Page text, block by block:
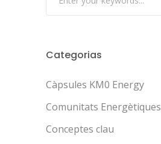
Categorias
Càpsules KM0 Energy
Comunitats Energètiques
Conceptes clau